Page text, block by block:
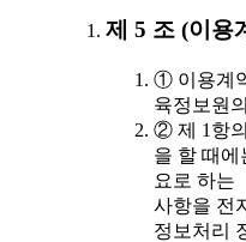
제 5 조 (이용
① 이용계
육정보원
② 제 1항
을 할 때에
요로 하는
사항을 전
정보처리